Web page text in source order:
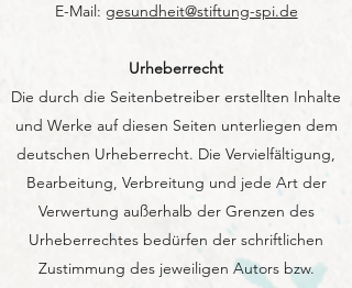
E-Mail: gesundheit@stiftung-spi.de
Urheberrecht
Die durch die Seitenbetreiber erstellten Inhalte
und Werke auf diesen Seiten unterliegen dem
deutschen Urheberrecht. Die Vervielfältigung,
Bearbeitung, Verbreitung und jede Art der
Verwertung außerhalb der Grenzen des
Urheberrechtes bedürfen der schriftlichen
Zustimmung des jeweiligen Autors bzw.